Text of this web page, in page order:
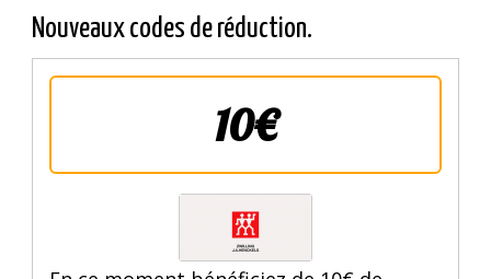
Nouveaux codes de réduction.
10€